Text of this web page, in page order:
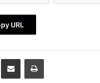
URL